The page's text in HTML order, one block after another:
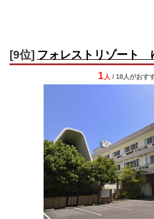
[9位] フォレストリゾート
1 人 / 18人がおす